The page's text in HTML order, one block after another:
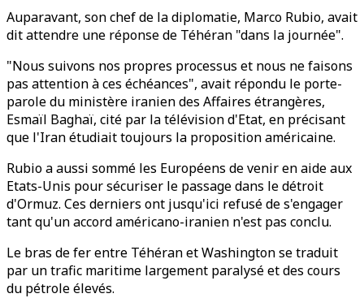
Auparavant, son chef de la diplomatie, Marco Rubio, avait
dit attendre une réponse de Téhéran "dans la journée".
"Nous suivons nos propres processus et nous ne faisons
pas attention à ces échéances", avait répondu le porte-
parole du ministère iranien des Affaires étrangères,
Esmaïl Baghaï, cité par la télévision d'Etat, en précisant
que l'Iran étudiait toujours la proposition américaine.
Rubio a aussi sommé les Européens de venir en aide aux
Etats-Unis pour sécuriser le passage dans le détroit
d'Ormuz. Ces derniers ont jusqu'ici refusé de s'engager
tant qu'un accord américano-iranien n'est pas conclu.
Le bras de fer entre Téhéran et Washington se traduit
par un trafic maritime largement paralysé et des cours
du pétrole élevés.